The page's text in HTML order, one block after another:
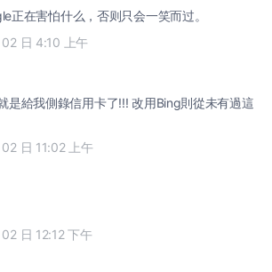
正在害怕什么，否则只会一笑而过。
日 4:10 上午
是給我側錄信用卡了!!! 改用Bing則從未有過這
日 11:02 上午
日 12:12 下午